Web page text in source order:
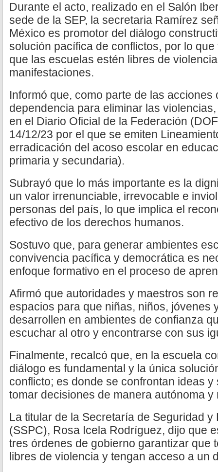
Durante el acto, realizado en el Salón
sede de la SEP, la secretaria Ramírez
México es promotor del diálogo
solución pacífica de conflictos, por lo
que las escuelas estén libres de
manifestaciones.
Informó que, como parte de las acciones
dependencia para eliminar las
en el Diario Oficial de la Federación
14/12/23 por el que se emiten
erradicación del acoso escolar en
primaria y secundaria).
Subrayó que lo más importante es la
un valor irrenunciable, irrevocable e
personas del país, lo que implica el
efectivo de los derechos humanos.
Sostuvo que, para generar ambientes
convivencia pacífica y democrática es
enfoque formativo en el proceso de
Afirmó que autoridades y maestros son
espacios para que niñas, niños, jóvenes
desarrollen en ambientes de confianza
escuchar al otro y encontrarse con sus
Finalmente, recalcó que, en la escuela
diálogo es fundamental y la única
conflicto; es donde se confrontan ideas
tomar decisiones de manera autónoma y
La titular de la Secretaría de Seguridad
(SSPC), Rosa Icela Rodríguez, dijo que
tres órdenes de gobierno garantizar que
libres de violencia y tengan acceso a un